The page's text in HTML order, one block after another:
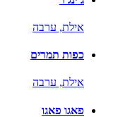
אילת, ערבה
כפות תמרים
אילת, ערבה
פאגו פאגו